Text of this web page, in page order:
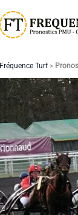
Fréquence Turf>